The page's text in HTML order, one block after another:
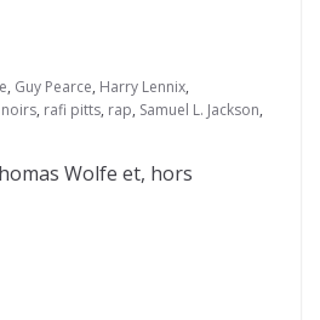
, Guy Pearce, Harry Lennix,
noirs, rafi pitts, rap, Samuel L. Jackson,
Wolfe et, hors